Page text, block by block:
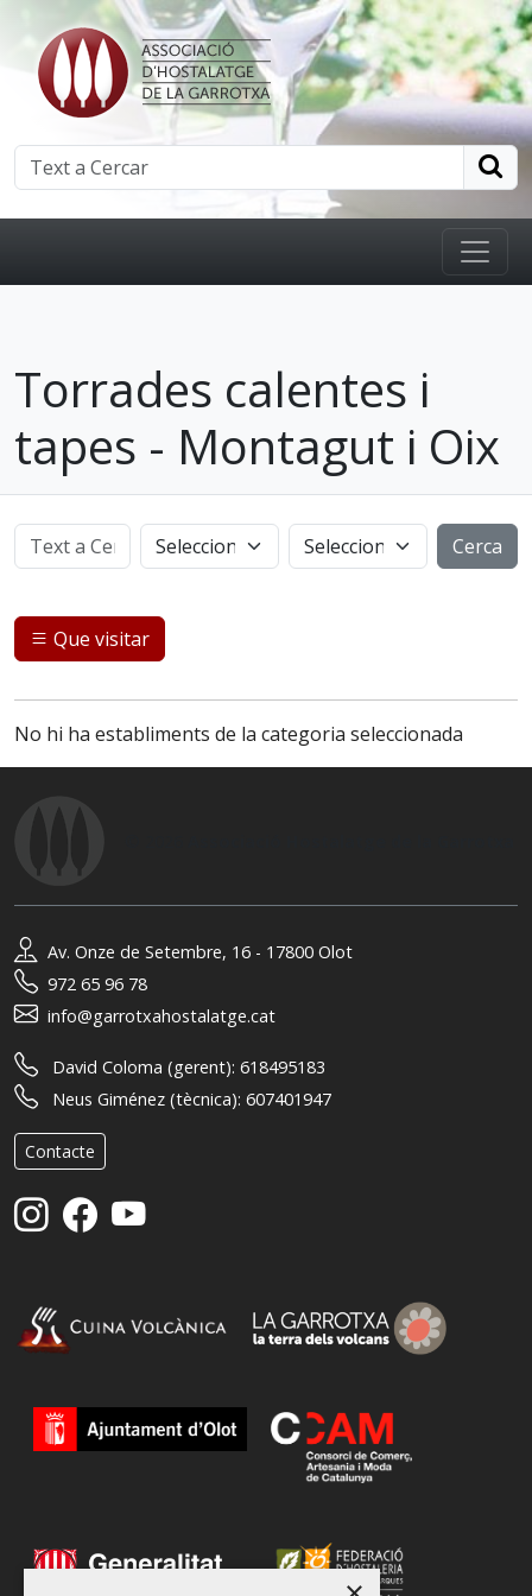
Torrades calentes i
tapes - Montagut i Oix
Cerca
Que visitar
No hi ha establiments de la categoria seleccionada
Av. Onze de Setembre, 16 - 17800 Olot
972 65 96 78
info@garrotxahostalatge.cat
David Coloma (gerent): 618495183
Neus Giménez (tècnica): 607401947
Contacte